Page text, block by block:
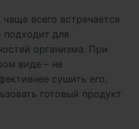
всего встречается
для
организма. При
виде – не
сушить его,
готовый продукт